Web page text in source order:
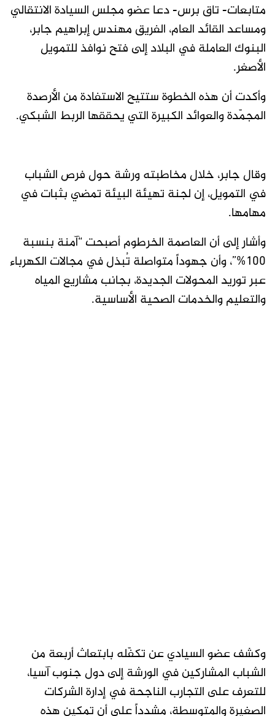
متابعات- تاق برس- دعا عضو مجلس السيادة الانتقالي
ومساعد القائد العام، الفريق مهندس إبراهيم جابر،
البنوك العاملة في البلاد إلى فتح نوافذ للتمويل
الأصغر.
وأكدت أن هذه الخطوة ستتيح الاستفادة من الأرصدة
المجمّدة والعوائد الكبيرة التي يحققها الربط الشبكي.
وقال جابر، خلال مخاطبته ورشة حول فرص الشباب
في التمويل، إن لجنة تهيئة البيئة تمضي بثبات في
مهامها.
وأشار إلى أن العاصمة الخرطوم أصبحت “آمنة بنسبة
100%”، وأن جهوداً متواصلة تُبذل في مجالات الكهرباء
عبر توريد المحولات الجديدة، بجانب مشاريع المياه
والتعليم والخدمات الصحية الأساسية.
وكشف عضو السيادي عن تكفّله بابتعاث أربعة من
الشباب المشاركين في الورشة إلى دول جنوب آسيا،
للتعرف على التجارب الناجحة في إدارة الشركات
الصغيرة والمتوسطة، مشدداً على أن تمكين هذه